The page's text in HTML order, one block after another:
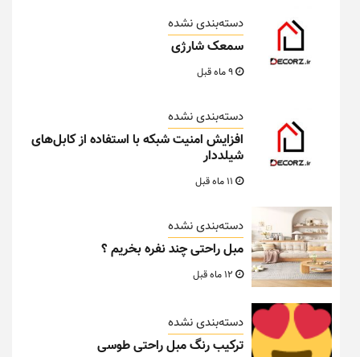
دسته‌بندی نشده
سمعک شارژی
دسته‌بندی نشده
افزایش امنیت شبکه با استفاده از کابل‌های
شیلددار
دسته‌بندی نشده
مبل راحتی چند نفره بخریم ؟
دسته‌بندی نشده
ترکیب رنگ مبل راحتی طوسی